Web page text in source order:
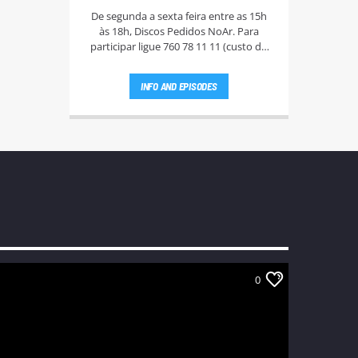
De segunda a sexta feira entre as 15h
às 18h, Discos Pedidos NoAr. Para
participar ligue 760 78 11 11 (custo da
Rute Andrade ou a Bi Silva entrem em
contato.
INFO AND EPISODES
0